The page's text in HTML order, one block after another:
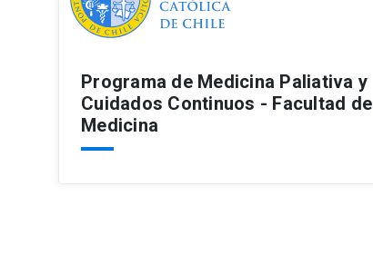
Programa de Medicina Paliativa y
Cuidados Continuos - Facultad de
Medicina